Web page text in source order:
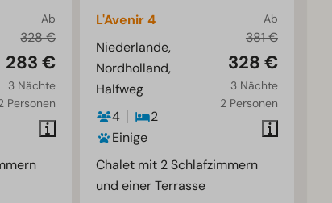
Ab
328 €
283 €
3 Nächte
Personen
Ab
381 €
328 €
3 Nächte
2 Personen
L'Avenir 4
Niederlande,
Nordholland,
Halfweg
4
2
Einige
Chalet mit 2 Schlafzimmern
und einer Terrasse